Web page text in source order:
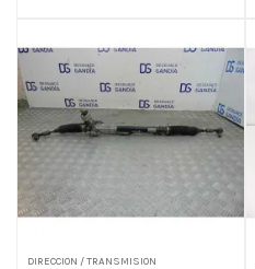
DIRECCION / TRANSMISION